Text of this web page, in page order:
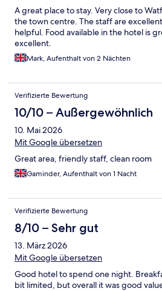
A great place to stay. Very close to
the town centre. The staff are
helpful. Food available in the hotel is
excellent.
Mark, Aufenthalt von 2 Nächten
Verifizierte Bewertung
10/10 – Außergewöhnlich
10. Mai 2026
Mit Google übersetzen
Great area, friendly staff, clean room
Gaminder, Aufenthalt von 1 Nacht
Verifizierte Bewertung
8/10 – Sehr gut
13. März 2026
Mit Google übersetzen
Good hotel to spend one night.
bit limited, but overall it was good